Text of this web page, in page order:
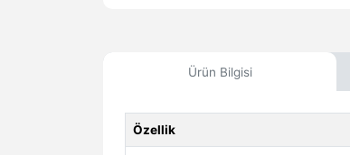
Ürün Bilgisi
Özellik